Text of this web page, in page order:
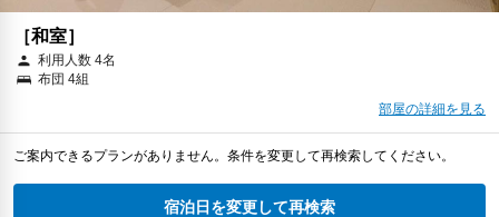
［和室］
利用人数 4名
布団 4組
部屋の詳細を見る
ご案内できるプランがありません。条件を変更して再検索してください。
宿泊日を変更して再検索